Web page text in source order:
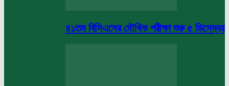
৪১তম বিসিএসের মৌখিক পরীক্ষা শুরু ৫ ডিসেম্বর